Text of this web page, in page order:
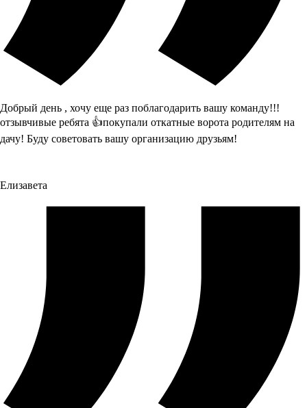
Добрый день , хочу еще раз поблагодарить вашу команду!!!
отзывчивые ребята 👍покупали откатные ворота родителям на
дачу! Буду советовать вашу организацию друзьям!
Елизавета